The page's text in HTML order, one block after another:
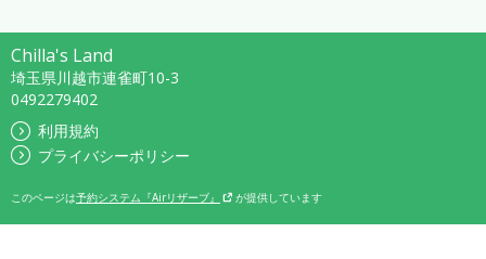
Chilla's Land
埼玉県川越市連雀町10-3
0492279402
利用規約
プライバシーポリシー
このページは予約システム『Airリザーブ』 が提供しています